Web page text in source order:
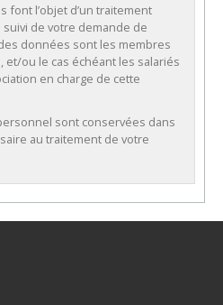
font l’objet d’un traitement
de votre demande de
données sont les membres
et/ou le cas échéant les salariés
en charge de cette
sont conservées dans
au traitement de votre